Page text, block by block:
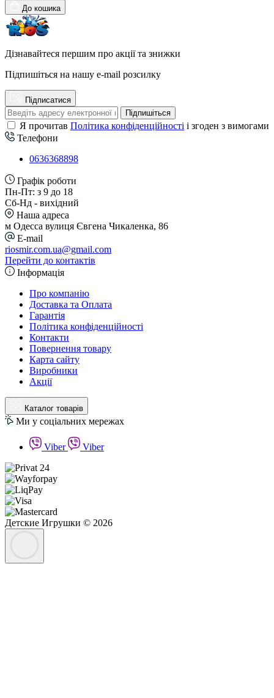
До кошика
Дізнавайтеся першим про акції та знижки
Підпишіться на нашу e-mail розсилку
Підписатися
Підпишіться
Я прочитав Політика конфіденційності і згоден з вимогами
Телефони
0636368898
Графік роботи
Пн-Пт: з 9 до 18
Сб-Нд - вихідний
Наша адреса
м Одесса вулиця Євгена Чикаленка, 86
E-mail
riosmir.com.ua@gmail.com
Перейти до контактів
Інформація
Про компанію
Доставка та Оплата
Гарантія
Політика конфіденційності
Контакти
Повернення товару
Карта сайту
Виробники
Акції
Каталог товарів
Ми у соціальних мережах
Viber Viber
Детские Игрушки © 2026